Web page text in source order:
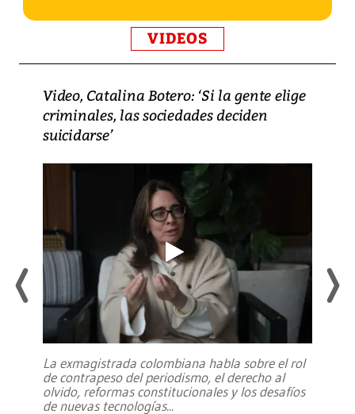
VIDEOS
Video, Catalina Botero: ‘Si la gente elige
criminales, las sociedades deciden
suicidarse’
La exmagistrada colombiana habla sobre el rol
de contrapeso del periodismo, el derecho al
olvido, reformas constitucionales y los desafíos
de nuevas tecnologías...